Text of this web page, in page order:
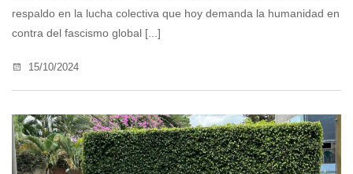
respaldo en la lucha colectiva que hoy demanda la humanidad en
contra del fascismo global [...]
15/10/2024